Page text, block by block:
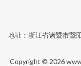
地址：浙江省诸暨市暨
Copyright © 2026